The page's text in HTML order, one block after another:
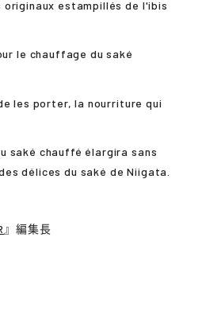
estampillés de l'ibis
les porter, la nourriture qui
saké chauffé élargira sans
délices du saké de Niigata.
』編集長